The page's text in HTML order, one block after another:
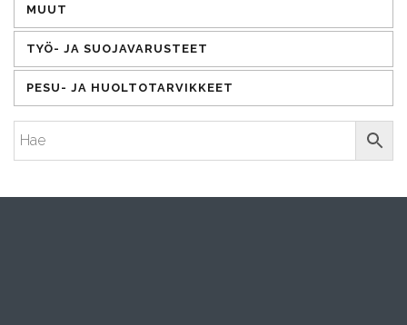
MUUT
TYÖ- JA SUOJAVARUSTEET
PESU- JA HUOLTOTARVIKKEET